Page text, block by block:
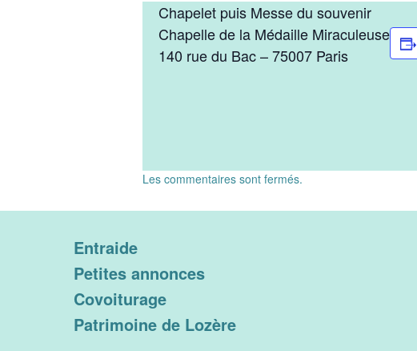
Chapelet puis Messe du souvenir
Chapelle de la Médaille Miraculeuse
140 rue du Bac – 75007 Paris
Les commentaires sont fermés.
Entraide
Petites annonces
Covoiturage
Patrimoine de Lozère